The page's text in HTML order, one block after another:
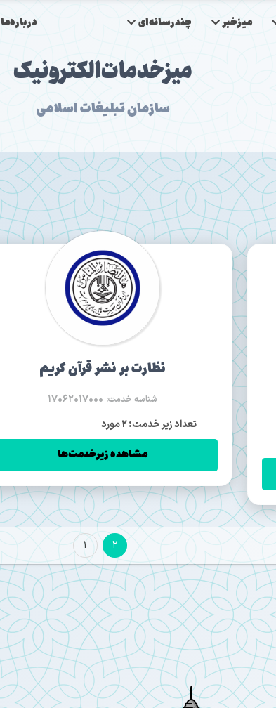
میزخبر چندرسانه‌ای درباره‌ما
میز‌خدمات‌الکترونیک
سازمان تبلیغات اسلامی
نظارت بر نشر قرآن کریم
شناسه خدمت: 17062017000
تعداد زیر خدمت: 2 مورد
مشاهده زیرخدمت‌ها
1 2